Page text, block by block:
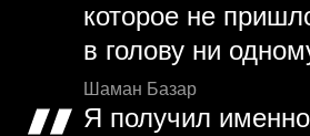
которое не
в голову ни
Шаман Базар
Я получил